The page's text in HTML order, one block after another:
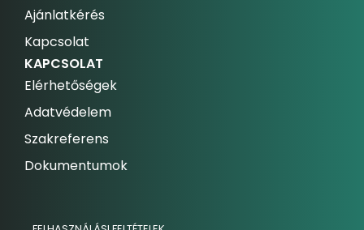
Ajánlatkérés
Kapcsolat
KAPCSOLAT
Elérhetőségek
Adatvédelem
Szakreferens
Dokumentumok